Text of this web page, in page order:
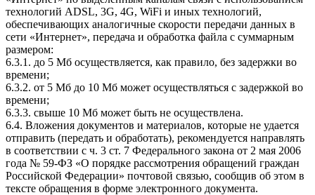
технологий ADSL, 3G, 4G, WiFi и иных технологий,
обеспечивающих аналогичные скорости передачи данных в
сети «Интернет», передача и обработка файла с суммарным
размером:
6.3.1. до 5 Мб осуществляется, как правило, без задержки во
времени;
6.3.2. от 5 Мб до 10 Мб может осуществляться с задержкой во
времени;
6.3.3. свыше 10 Мб может быть не осуществлена.
6.4. Вложения документов и материалов, которые не удается
отправить (передать и обработать), рекомендуется направлять
в соответствии с ч. 3 ст. 7 Федерального закона от 2 мая 2006
года № 59-ФЗ «О порядке рассмотрения обращений граждан
Российской Федерации» почтовой связью, сообщив об этом в
тексте обращения в форме электронного документа.